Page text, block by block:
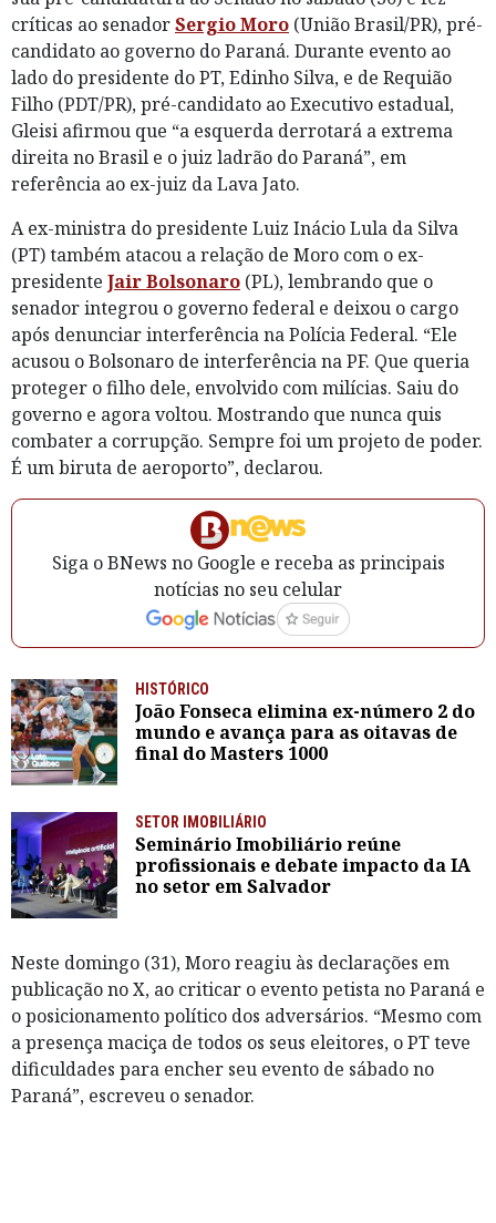
críticas ao senadorSergio Moro (União Brasil/PR), pré-
candidato ao governo do Paraná. Durante evento ao
lado do presidente do PT, Edinho Silva, e de Requião
Filho (PDT/PR), pré-candidato ao Executivo estadual,
Gleisi afirmou que “a esquerda derrotará a extrema
direita no Brasil e o juiz ladrão do Paraná”, em
referência ao ex-juiz da Lava Jato.
A ex-ministra do presidente Luiz Inácio Lula da Silva
(PT) também atacou a relação de Moro com o ex-
presidente Jair Bolsonaro (PL), lembrando que o
senador integrou o governo federal e deixou o cargo
após denunciar interferência na Polícia Federal. “Ele
acusou o Bolsonaro de interferência na PF. Que queria
proteger o filho dele, envolvido com milícias. Saiu do
governo e agora voltou. Mostrando que nunca quis
combater a corrupção. Sempre foi um projeto de poder.
É um biruta de aeroporto”, declarou.
Siga o BNews no Google e receba as principais
notícias no seu celular
HISTÓRICO
João Fonseca elimina ex-número 2 do
mundo e avança para as oitavas de
final do Masters 1000
SETOR IMOBILIÁRIO
Seminário Imobiliário reúne
profissionais e debate impacto da IA
no setor em Salvador
Neste domingo (31), Moro reagiu às declarações em
publicação no X, ao criticar o evento petista no Paraná e
o posicionamento político dos adversários. “Mesmo com
a presença maciça de todos os seus eleitores, o PT teve
dificuldades para encher seu evento de sábado no
Paraná”, escreveu o senador.